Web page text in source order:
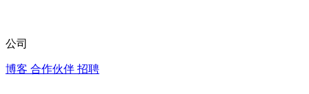
公司
博客 合作伙伴 招聘